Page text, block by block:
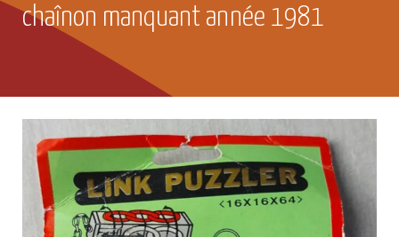
chaînon manquant année 1981